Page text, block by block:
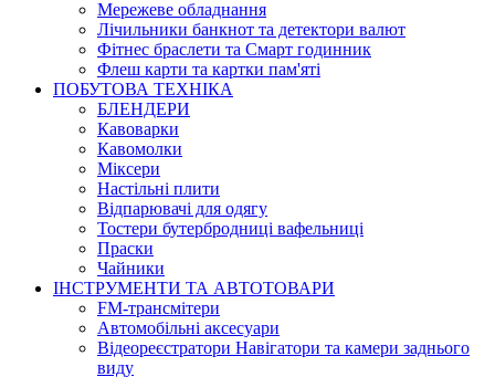
Мережеве обладнання
Лічильники банкнот та детектори валют
Фітнес браслети та Смарт годинник
Флеш карти та картки пам'яті
ПОБУТОВА ТЕХНІКА
БЛЕНДЕРИ
Кавоварки
Кавомолки
Міксери
Настільні плити
Відпарювачі для одягу
Тостери бутербродниці вафельниці
Праски
Чайники
ІНСТРУМЕНТИ ТА АВТОТОВАРИ
FM-трансмітери
Автомобільні аксесуари
Відеореєстратори Навігатори та камери заднього
виду